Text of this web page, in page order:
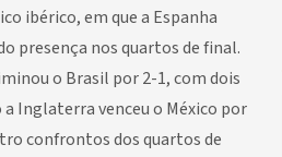
ibérico, em que a Espanha
presença nos quartos de final.
o Brasil por 2-1, com dois
Inglaterra venceu o México por
confrontos dos quartos de